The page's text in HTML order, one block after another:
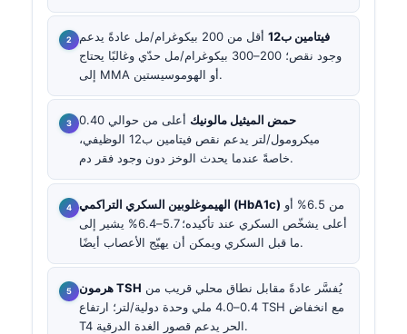
فيتامين ب12
أقل من 200 بيكوغرام/مل عادةً يدعم
وجود نقص؛ 200–300 بيكوغرام/مل حدّي وغالبًا يحتاج
إلى MMA أو الهوموسيستين.
حمض الميثيل مالونيك
أعلى من حوالي 0.40
ميكرومول/لتر يدعم نقص فيتامين ب12 الوظيفي،
خاصةً عندما يحدث الوخز دون وجود فقر دم.
الهيموغلوبين السكري التراكمي (HbA1c)
أعلى يشخّص السكري عند تأكيده؛ 5.7–6.4% يشير إلى
ما قبل السكري ويمكن أن يهيّج الأعصاب أيضًا.
هرمون TSH
0.4–4.0 ملي وحدة دولية/لتر؛ ارتفاع TSH مع انخفاض
T4 الحر يدعم قصور الغدة الدرقية.